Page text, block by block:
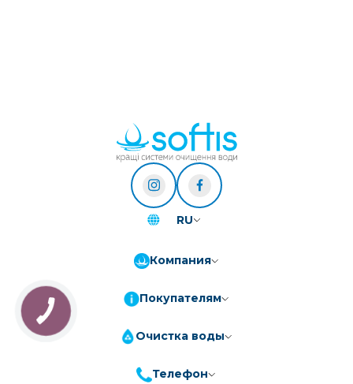
RU
Компания
Покупателям
Очистка воды
Телефон
КНОПКА
ЗВ'ЯЗКУ